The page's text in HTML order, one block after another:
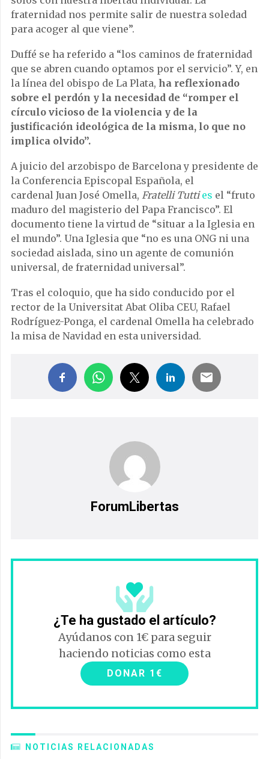
fraternidad nos permite salir de nuestra soledad
para acoger al que viene”.
Duffé se ha referido a “los caminos de fraternidad
que se abren cuando optamos por el servicio”. Y, en
la línea del obispo de La Plata, ha reflexionado
sobre el perdón y la necesidad de “romper el
círculo vicioso de la violencia y de la
justificación ideológica de la misma, lo que no
implica olvido”.
A juicio del arzobispo de Barcelona y presidente de
la Conferencia Episcopal Española, el
cardenal Juan José Omella, Fratelli Tutti es el “fruto
maduro del magisterio del Papa Francisco”. El
documento tiene la virtud de “situar a la Iglesia en
el mundo”. Una Iglesia que “no es una ONG ni una
sociedad aislada, sino un agente de comunión
universal, de fraternidad universal”.
Tras el coloquio, que ha sido conducido por el
rector de la Universitat Abat Oliba CEU, Rafael
Rodríguez-Ponga, el cardenal Omella ha celebrado
la misa de Navidad en esta universidad.
ForumLibertas
¿Te ha gustado el artículo?
Ayúdanos con 1€ para seguir
haciendo noticias como esta
DONAR 1€
NOTICIAS RELACIONADAS